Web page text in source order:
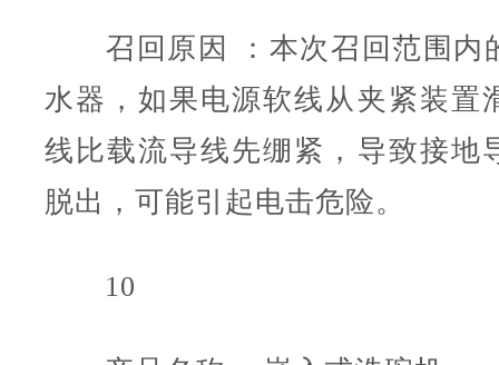
召回原因 ：本次召回范围内
水器，如果电源软线从夹紧装置
线比载流导线先绷紧，导致接地
脱出，可能引起电击危险。
10